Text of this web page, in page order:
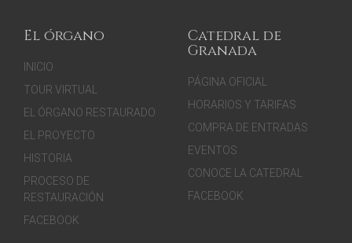
El órgano
INICIO
TOUR VIRTUAL
EL ÓRGANO RESTAURADO
EL PROYECTO
HISTORIA
PROCESO DE
RESTAURACIÓN
FACEBOOK
Catedral de
Granada
PÁGINA OFICIAL
HORARIOS Y TARIFAS
COMPRA DE ENTRADAS
EVENTOS
CONOCE LA CATEDRAL
FACEBOOK